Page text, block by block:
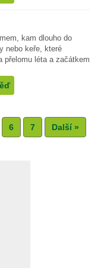
kam dlouho do
nebo keře, které
přelomu léta a začátkem
6 7 Další »